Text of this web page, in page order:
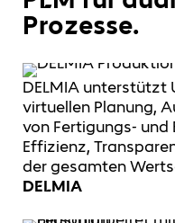
Prozesse.
DELMIA unterstützt
virtuellen Planung,
von Fertigungs-
Effizienz,
der gesamten
DELMIA